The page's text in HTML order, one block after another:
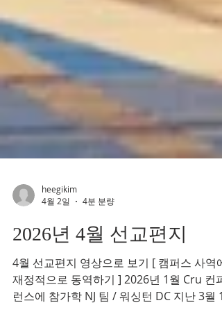
4월 2일
4분 분량
2026년 4월 선교편지
4월 선교편지 영상으로 보기 [ 캠퍼스 사역에